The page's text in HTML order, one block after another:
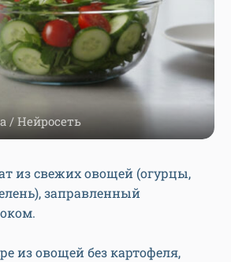
/ Нейросеть
из свежих овощей (огурцы,
заправленный
из овощей без картофеля,